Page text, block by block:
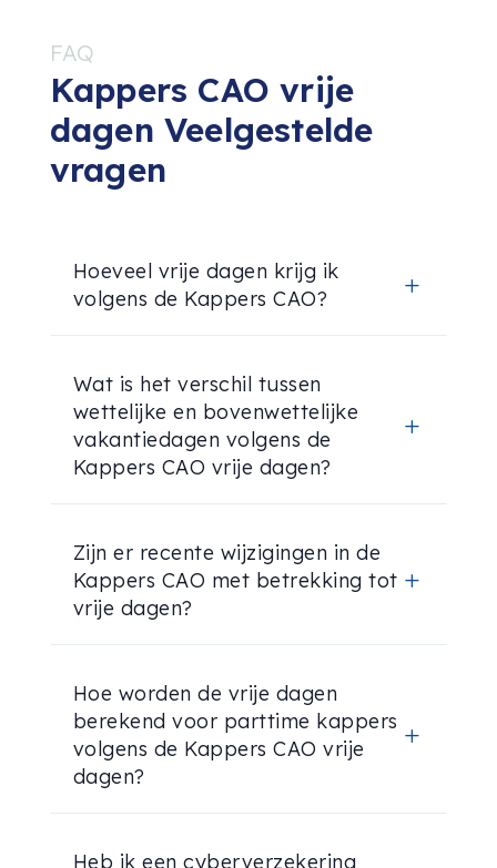
FAQ
Kappers CAO vrije
dagen Veelgestelde
vragen
Hoeveel vrije dagen krijg ik
volgens de Kappers CAO?
L
Wat is het verschil tussen
wettelijke en bovenwettelijke
vakantiedagen volgens de
Kappers CAO vrije dagen?
L
Zijn er recente wijzigingen in de
Kappers CAO met betrekking tot
vrije dagen?
L
Hoe worden de vrije dagen
berekend voor parttime kappers
volgens de Kappers CAO vrije
dagen?
L
Heb ik een cyberverzekering